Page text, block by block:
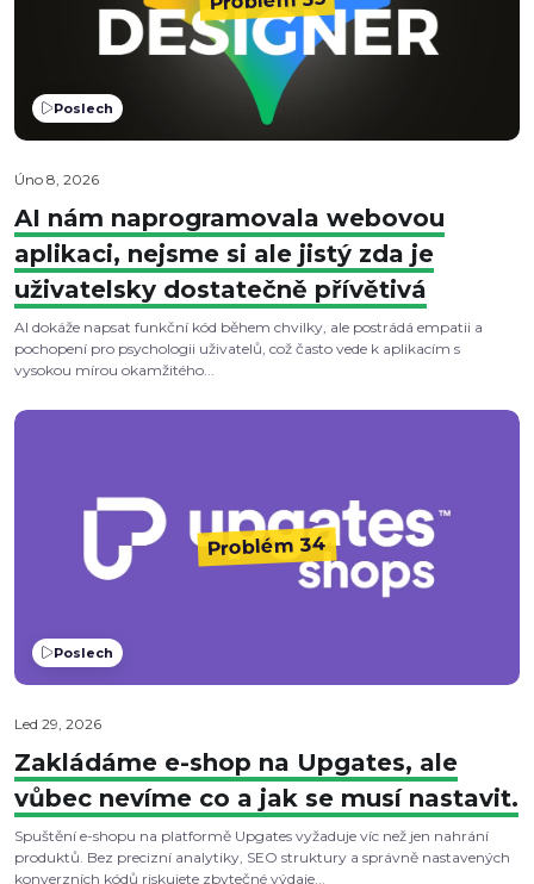
Poslech
Úno 8, 2026
AI nám naprogramovala webovou
aplikaci, nejsme si ale jistý zda je
uživatelsky dostatečně přívětivá
AI dokáže napsat funkční kód během chvilky, ale postrádá empatii a
pochopení pro psychologii uživatelů, což často vede k aplikacím s
vysokou mírou okamžitého...
Poslech
Problém 34
Led 29, 2026
Zakládáme e-shop na Upgates, ale
vůbec nevíme co a jak se musí nastavit.
Spuštění e-shopu na platformě Upgates vyžaduje víc než jen nahrání
produktů. Bez precizní analytiky, SEO struktury a správně nastavených
konverzních kódů riskujete zbytečné výdaje...